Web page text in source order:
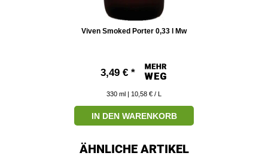
Viven Smoked Porter 0,33 l Mw
3,49 € *
330 ml | 10,58 € / L
IN DEN WARENKORB
ÄHNLICHE ARTIKEL